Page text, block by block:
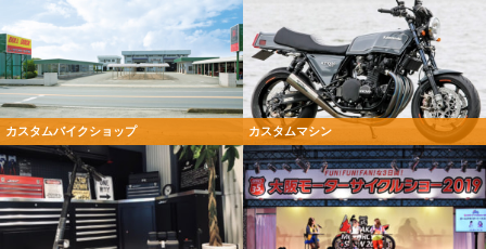
カスタムバイクショップ カスタムマシン